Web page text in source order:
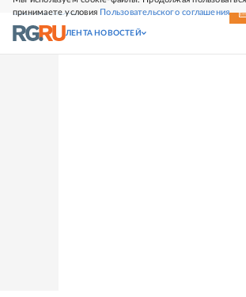
принимаете условия Пользовательского соглашения
СВЕЖИЙ НОМЕР
ЛЕНТА НОВОСТЕЙ